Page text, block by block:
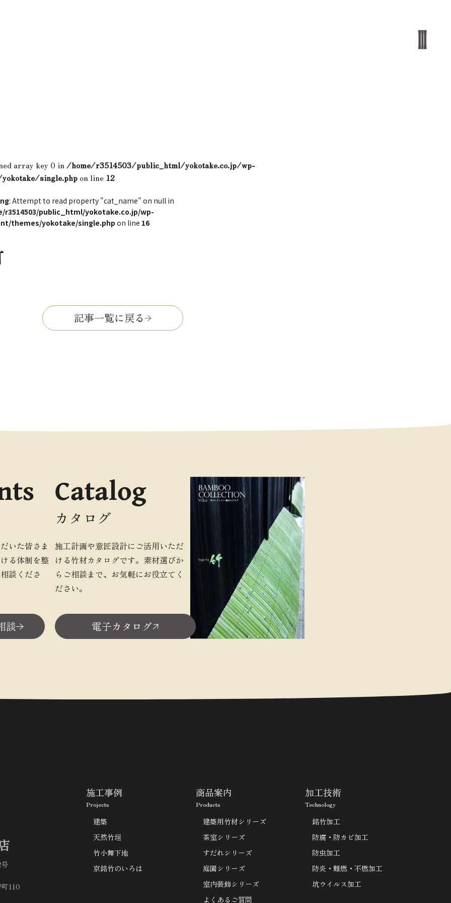
array key 0 in/home/r3514503/public_html/yokotake.co.jp/wp-
single.php on line 12
: Attempt to read property "cat_name" on null in
r3514503/public_html/yokotake.co.jp/wp-
themes/yokotake/single.php on line 16
記事一覧に戻る
いた皆さま
る体制を整
談くださ
談
Catalog
カタログ
施工計画や意匠設計にご活用いただ
ける竹材カタログです。素材選びか
らご相談まで、お気軽にお役立てく
ださい。
電子カタログ
110
施工事例
Projects
建築
天然竹垣
竹小舞下地
京銘竹のいろは
商品案内
Products
建築用竹材シリーズ
茶室シリーズ
すだれシリーズ
庭園シリーズ
室内装飾シリーズ
よくあるご質問
加工技術
Technology
銘竹加工
防腐・防カビ加工
防虫加工
防炎・難燃・不燃加工
坑ウイルス加工